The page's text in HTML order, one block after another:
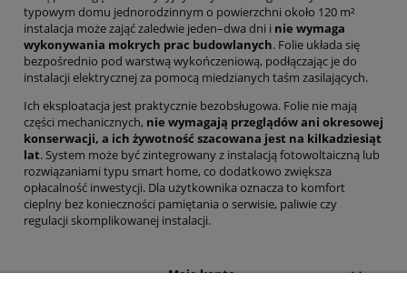
typowym domu jednorodzinnym o powierzchni około 120 m²
instalacja może zająć zaledwie jeden–dwa dni i nie wymaga
wykonywania mokrych prac budowlanych. Folie układa się
bezpośrednio pod warstwą wykończeniową, podłączając je do
instalacji elektrycznej za pomocą miedzianych taśm zasilających.
Ich eksploatacja jest praktycznie bezobsługowa. Folie nie mają
części mechanicznych, nie wymagają przeglądów ani okresowej
konserwacji, a ich żywotność szacowana jest na kilkadziesiąt
lat. System może być zintegrowany z instalacją fotowoltaiczną lub
rozwiązaniami typu smart home, co dodatkowo zwiększa
opłacalność inwestycji. Dla użytkownika oznacza to komfort
cieplny bez konieczności pamiętania o serwisie, paliwie czy
regulacji skomplikowanej instalacji.
Moje konto